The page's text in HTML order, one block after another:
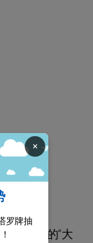
星在内的“大
×
罗牌抽